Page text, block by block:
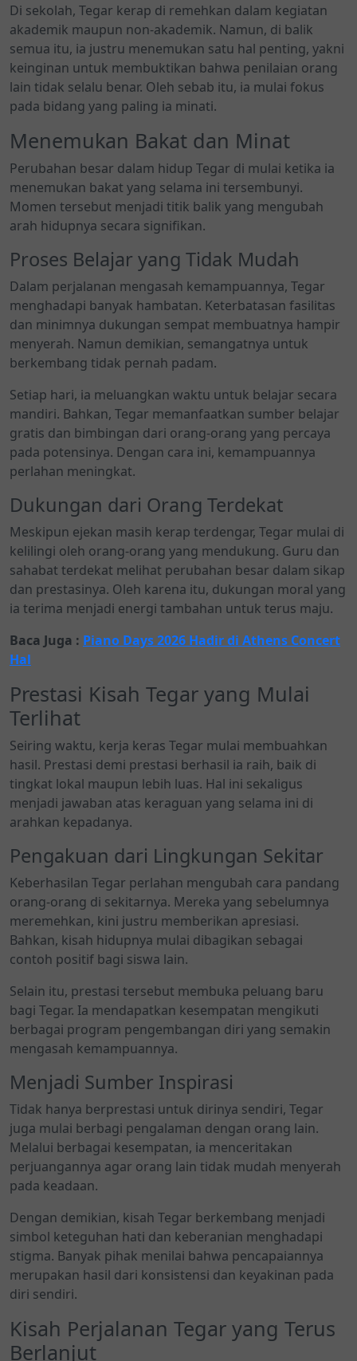
Di sekolah, Tegar kerap di remehkan dalam kegiatan
akademik maupun non-akademik. Namun, di balik
semua itu, ia justru menemukan satu hal penting, yakni
keinginan untuk membuktikan bahwa penilaian orang
lain tidak selalu benar. Oleh sebab itu, ia mulai fokus
pada bidang yang paling ia minati.
Menemukan Bakat dan Minat
Perubahan besar dalam hidup Tegar di mulai ketika ia
menemukan bakat yang selama ini tersembunyi.
Momen tersebut menjadi titik balik yang mengubah
arah hidupnya secara signifikan.
Proses Belajar yang Tidak Mudah
Dalam perjalanan mengasah kemampuannya, Tegar
menghadapi banyak hambatan. Keterbatasan fasilitas
dan minimnya dukungan sempat membuatnya hampir
menyerah. Namun demikian, semangatnya untuk
berkembang tidak pernah padam.
Setiap hari, ia meluangkan waktu untuk belajar secara
mandiri. Bahkan, Tegar memanfaatkan sumber belajar
gratis dan bimbingan dari orang-orang yang percaya
pada potensinya. Dengan cara ini, kemampuannya
perlahan meningkat.
Dukungan dari Orang Terdekat
Meskipun ejekan masih kerap terdengar, Tegar mulai di
kelilingi oleh orang-orang yang mendukung. Guru dan
sahabat terdekat melihat perubahan besar dalam sikap
dan prestasinya. Oleh karena itu, dukungan moral yang
ia terima menjadi energi tambahan untuk terus maju.
Baca Juga : Piano Days 2026 Hadir di Athens Concert
Hal
Prestasi Kisah Tegar yang Mulai
Terlihat
Seiring waktu, kerja keras Tegar mulai membuahkan
hasil. Prestasi demi prestasi berhasil ia raih, baik di
tingkat lokal maupun lebih luas. Hal ini sekaligus
menjadi jawaban atas keraguan yang selama ini di
arahkan kepadanya.
Pengakuan dari Lingkungan Sekitar
Keberhasilan Tegar perlahan mengubah cara pandang
orang-orang di sekitarnya. Mereka yang sebelumnya
meremehkan, kini justru memberikan apresiasi.
Bahkan, kisah hidupnya mulai dibagikan sebagai
contoh positif bagi siswa lain.
Selain itu, prestasi tersebut membuka peluang baru
bagi Tegar. Ia mendapatkan kesempatan mengikuti
berbagai program pengembangan diri yang semakin
mengasah kemampuannya.
Menjadi Sumber Inspirasi
Tidak hanya berprestasi untuk dirinya sendiri, Tegar
juga mulai berbagi pengalaman dengan orang lain.
Melalui berbagai kesempatan, ia menceritakan
perjuangannya agar orang lain tidak mudah menyerah
pada keadaan.
Dengan demikian, kisah Tegar berkembang menjadi
simbol keteguhan hati dan keberanian menghadapi
stigma. Banyak pihak menilai bahwa pencapaiannya
merupakan hasil dari konsistensi dan keyakinan pada
diri sendiri.
Kisah Perjalanan Tegar yang Terus
Berlanjut